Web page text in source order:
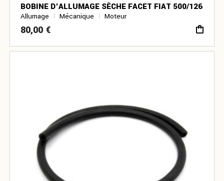
BOBINE D’ALLUMAGE SÈCHE FACET FIAT 500/126
Allumage Mécanique Moteur
80,00 €